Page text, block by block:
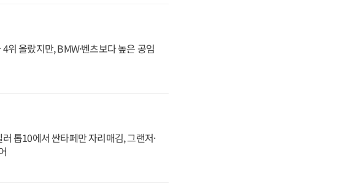
위 올랐지만, BMW·벤츠보다 높은 공임
톱10에서 싼타페만 자리매김, 그랜저·